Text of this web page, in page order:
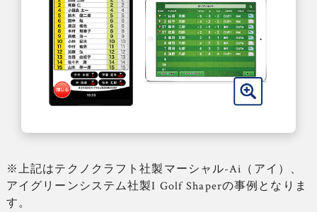
※上記はテクノクラフト社製マーシャル-Ai（アイ）、
アイグリーンシステム社製I Golf Shaperの事例となりま
す。